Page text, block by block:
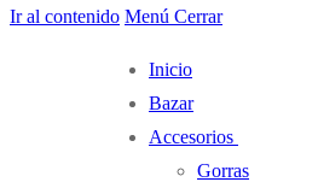
Ir al contenido Menú Cerrar
Inicio
Bazar
Accesorios
Gorras